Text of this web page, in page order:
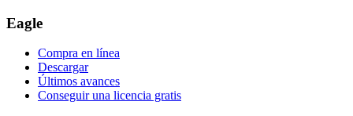
Eagle
Compra en línea
Descargar
Últimos avances
Conseguir una licencia gratis